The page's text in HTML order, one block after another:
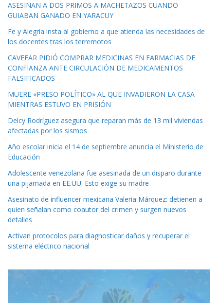
ASESINAN A DOS PRIMOS A MACHETAZOS CUANDO
GUIABAN GANADO EN YARACUY
Fe y Alegría insta al gobierno a que atienda las necesidades de
los docentes tras los terremotos
CAVEFAR PIDIÓ COMPRAR MEDICINAS EN FARMACIAS DE
CONFIANZA ANTE CIRCULACIÓN DE MEDICAMENTOS
FALSIFICADOS
MUERE «PRESO POLÍTICO» AL QUE INVADIERON LA CASA
MIENTRAS ESTUVO EN PRISIÓN
Delcy Rodríguez asegura que reparan más de 13 mil viviendas
afectadas por los sismos
Año escolar inicia el 14 de septiembre anuncia el Ministerio de
Educación
Adolescente venezolana fue asesinada de un disparo durante
una pijamada en EE.UU: Esto exige su madre
Asesinato de influencer mexicana Valeria Márquez: detienen a
quien señalan como coautor del crimen y surgen nuevos
detalles
Activan protocolos para diagnosticar daños y recuperar el
sistema eléctrico nacional